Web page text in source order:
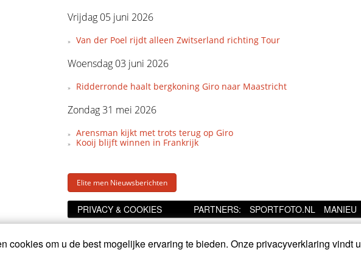
Vrijdag 05 juni 2026
Van der Poel rijdt alleen Zwitserland richting Tour
Woensdag 03 juni 2026
Ridderronde haalt bergkoning Giro naar Maastricht
Zondag 31 mei 2026
Arensman kijkt met trots terug op Giro
Kooij blijft winnen in Frankrijk
Elite men Nieuwsberichten
PRIVACY & COOKIES PARTNERS: SPORTFOTO.NL MANIEU
cookies om u de best mogelijke ervaring te bieden. Onze privacyverklaring vindt u